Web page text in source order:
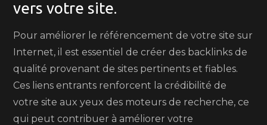
vers votre site.
Pour améliorer le référencement de votre site sur
Internet, il est essentiel de créer des backlinks de
qualité provenant de sites pertinents et fiables.
Ces liens entrants renforcent la crédibilité de
votre site aux yeux des moteurs de recherche, ce
qui peut contribuer à améliorer votre